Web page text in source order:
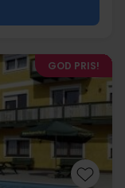
GOD PRIS!